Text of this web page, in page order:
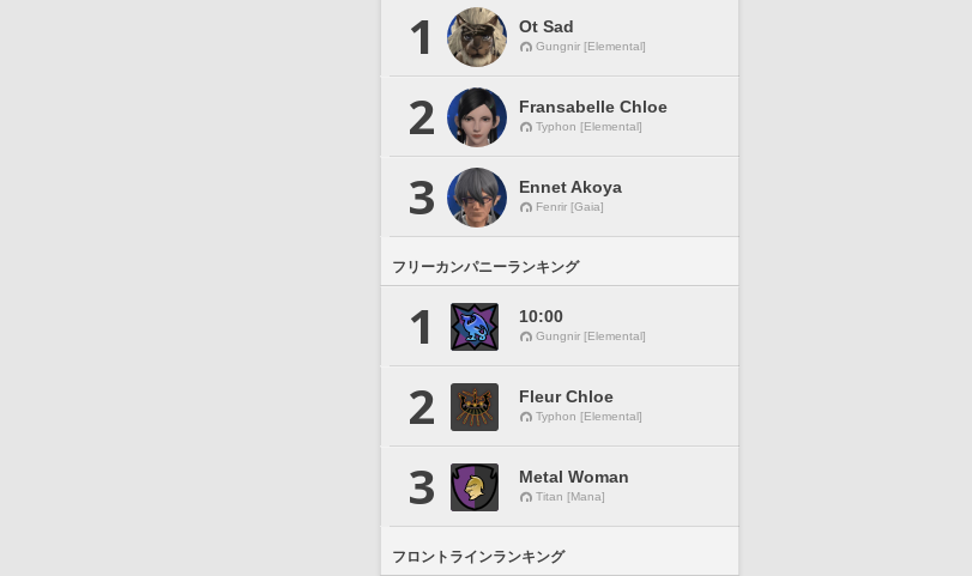
1 Ot Sad
Gungnir [Elemental]
2 Fransabelle Chloe
Typhon [Elemental]
3 Ennet Akoya
Fenrir [Gaia]
フリーカンパニーランキング
1 10:00
Gungnir [Elemental]
2 Fleur Chloe
Typhon [Elemental]
3 Metal Woman
Titan [Mana]
フロントラインランキング